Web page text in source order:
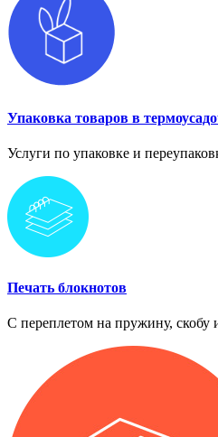
Упаковка товаров в
Услуги по упаковке и
Печать блокнотов
С переплетом на пружину,